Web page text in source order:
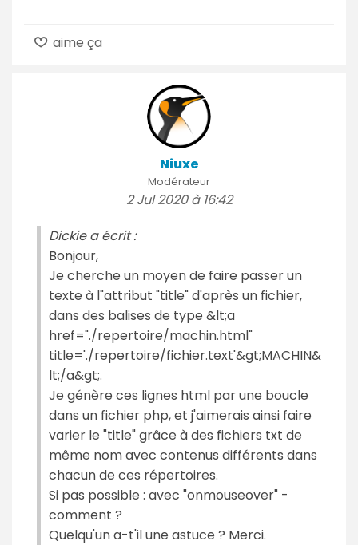
aime ça
Niuxe
Modérateur
2 Jul 2020 à 16:42
Dickie a écrit :
Bonjour,
Je cherche un moyen de faire passer un
texte à l"attribut "title" d'après un fichier,
dans des balises de type &lt;a
href="./repertoire/machin.html"
title='./repertoire/fichier.text'&gt;MACHIN&
lt;/a&gt;.
Je génère ces lignes html par une boucle
dans un fichier php, et j'aimerais ainsi faire
varier le "title" grâce à des fichiers txt de
même nom avec contenus différents dans
chacun de ces répertoires.
Si pas possible : avec "onmouseover" -
comment ?
Quelqu'un a-t'il une astuce ? Merci.